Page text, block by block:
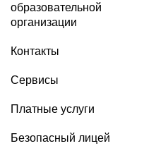
образовательной
организации
Контакты
Сервисы
Платные услуги
Безопасный лицей